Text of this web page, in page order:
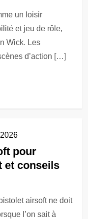
un loisir
et jeu de rôle,
Wick. Les
d’action […]
pour
et conseils
airsoft ne doit
l’on sait à